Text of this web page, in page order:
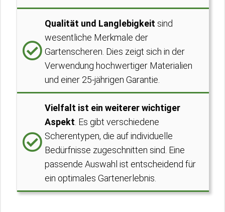
Qualität und Langlebigkeit sind
wesentliche Merkmale der
Gartenscheren. Dies zeigt sich in der
Verwendung hochwertiger Materialien
und einer 25-jährigen Garantie.
Vielfalt ist ein weiterer wichtiger
Aspekt . Es gibt verschiedene
Scherentypen, die auf individuelle
Bedürfnisse zugeschnitten sind. Eine
passende Auswahl ist entscheidend für
ein optimales Gartenerlebnis.